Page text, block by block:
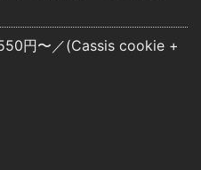
円〜／(Cassis cookie +